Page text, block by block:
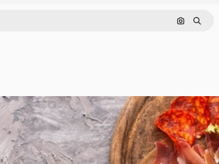
画像で検索
検索